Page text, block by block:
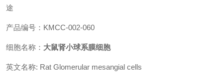
途
产品编号：KMCC-002-060
细胞名称： 大鼠肾小球系膜细胞
英文名称: Rat Glomerular mesangial cells